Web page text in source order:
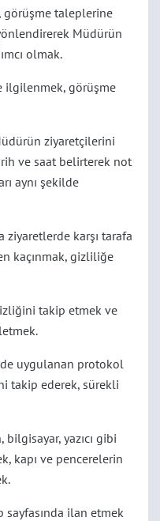
taleplerine
Müdürün
olmak.
ilgilenmek, görüşme
ziyaretçilerini
ve saat belirterek not
aynı şekilde
karşı tarafa
kaçınmak, gizliliğe
takip etmek ve
uygulanan protokol
takip ederek, sürekli
yazıcı gibi
kapı ve pencerelerin
ilan etmek